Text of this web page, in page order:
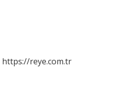
https://reye.com.tr